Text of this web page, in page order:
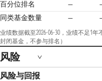
百分位排名
—
同类基金数量
—
业绩数据截至2026-06-30，业绩不足1
封闭基金，不参与排名）
风险
风险与回报